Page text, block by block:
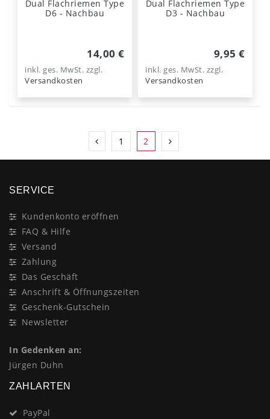
Dual Flachriemen Type
D6 - Nachbau
14,00 €
inkl. ges. MwSt. zzgl.
Versandkosten
Dual Flachriemen Type
D3 - Nachbau
9,95 €
inkl. ges. MwSt. zzgl.
Versandkosten
1 2
SERVICE
Kundenkonto eröffnen
FAQ & Hilfe
Versand
Zahlung
Das Geschäft
Anschrift & Öffnungszeiten
Geschenk-Gutschein
Newsletter
In Gedenken an:
Jürgen Duhn
ZAHLARTEN
PayPal